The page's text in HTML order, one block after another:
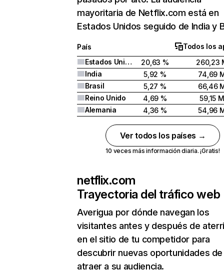
mayoritaria de Netflix.com está en
Estados Unidos seguido de India y
País
Todos los
Estados Unidos
20,63 %
260,23
India
5,92 %
74,69
Brasil
5,27 %
66,46
Reino Unido
4,69 %
59,15 M
Alemania
4,36 % 54,96
Ver todos los países →
10 veces más información diaria. ¡Gratis!
netflix.com
Trayectoria del tráfico web
Averigua por dónde navegan los
visitantes antes y después de
en el sitio de tu competidor para
descubrir nuevas oportunidades de
atraer a su audiencia.